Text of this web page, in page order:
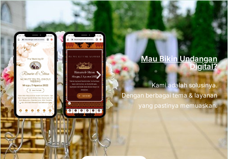
Mau Bikin Undangan
Digital?
Kami adalah solusinya.
Dengan berbagai tema & layanan
yang pastinya memuaskan.